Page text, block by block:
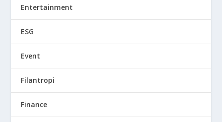
Entertainment
ESG
Event
Filantropi
Finance